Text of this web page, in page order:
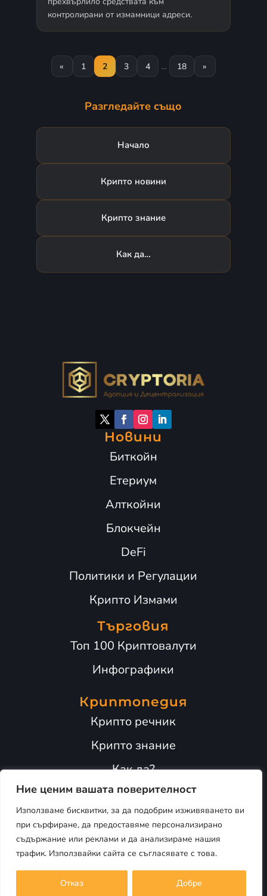
Ние ценим вашата поверителност
Използваме бисквитки, за да подобрим изживяването ви
при сърфиране, да предоставяме персонализирано
съдържание или реклами и да анализираме нашия
трафик. Използвайки сайта се съгласявате с това.
Отказ Добре
контролирани от измамници адреси.
« 1 2 3 4 … 18 »
Разгледайте също
Начало
Крипто новини
Крипто знание
Как да…
Новини
Биткойн
Етериум
Алткойни
Блокчейн
DeFi
Политики и Регулации
Крипто Измами
Търговия
Топ 100 Криптовалути
Инфографики
Криптопедия
Крипто речник
Крипто знание
Как да?
Адопция
Информация
Всички права запазени © Cryptoria.bg 2026